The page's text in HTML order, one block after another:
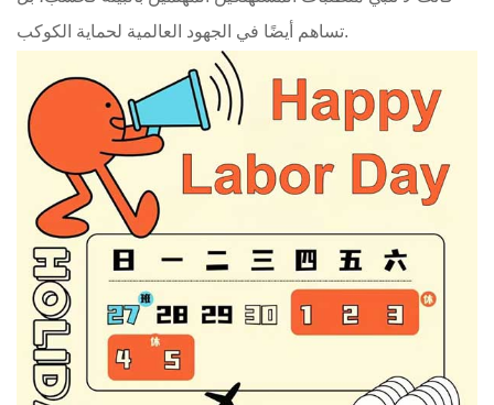
تساهم أيضًا في الجهود العالمية لحماية الكوكب.